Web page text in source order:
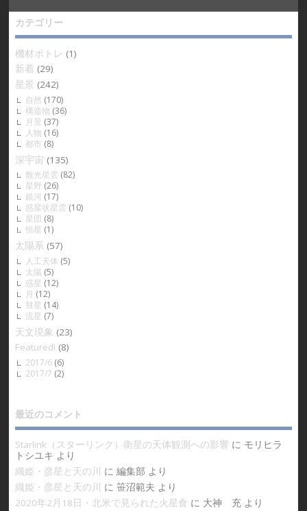
カテゴリー
機材ポトレ (1)
新着 (29)
星景 (242)
自然 (170)
構造物 (36)
月景 (37)
人物 (16)
都市 (8)
深宇宙 (135)
散光星雲 (82)
星野 (26)
銀河 (17)
惑星状星雲 (10)
星団 (8)
恒星 (1)
太陽系 (57)
人工天体 (5)
太陽 (5)
惑星 (12)
月 (12)
彗星 (14)
流星 (7)
天文現象 (23)
Featured! (8)
2017/6(6)
2017/7 (2)
最近のコメント
Starlink（スターリンク）衛星の天体観測への影響 に モリヒラ
トシユキ より
織姫・彦星と天の川
に 編集部 より
織姫・彦星と天の川
に 笹沼範夫 より
2020年2月18日・北米で見られた火星食 に 大神 充より